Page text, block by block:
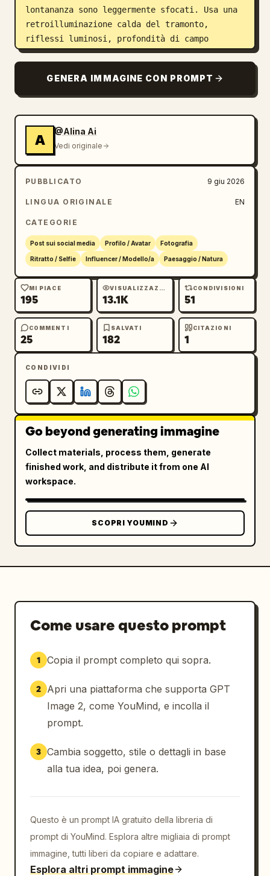
lontananza sono leggermente sfocati. Usa una
retroilluminazione calda del tramonto,
riflessi luminosi, profondità di campo
ridotta, fotografia lifestyle spontanea, posa
texture realistica della pelle e del tessuto,
look da obiettivo 85mm, bokeh morbido, alta
busto in su fino a tre quarti, soggetto
leggermente a destra rispetto al centro,
niente testo, niente filigrana.
GENERA IMMAGINE CON PROMPT
A
@Alina Ai
Vedi originale
PUBBLICATO 9 giu 2026
LINGUA ORIGINALE EN
CATEGORIE
Post sui social media Profilo / Avatar Fotografia
Ritratto / Selfie Influencer / Modello/a Paesaggio / Natura
MI PIACE
195
VISUALIZZAZIONI
13.1K
CONDIVISIONI
51
COMMENTI
25
SALVATI
182
CITAZIONI
1
CONDIVIDI
Go beyond generating immagine
Collect materials, process them, generate
finished work, and distribute it from one AI
workspace.
SCOPRI YOUMIND
Come usare questo prompt
1 Copia il prompt completo qui sopra.
2
Apri una piattaforma che supporta GPT
Image 2, come YouMind, e incolla il
prompt.
3 Cambia soggetto, stile o dettagli in base
alla tua idea, poi genera.
Questo è un prompt IA gratuito della libreria di
prompt di YouMind. Esplora altre migliaia di prompt
immagine, tutti liberi da copiare e adattare.
Esplora altri prompt immagine